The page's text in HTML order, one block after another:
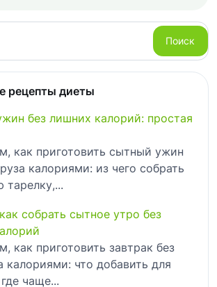
Поиск
рецепты диеты
без лишних калорий: простая
как приготовить сытный ужин
калориями: из чего собрать
тарелку,...
собрать сытное утро без
как приготовить завтрак без
калориями: что добавить для
чаще...